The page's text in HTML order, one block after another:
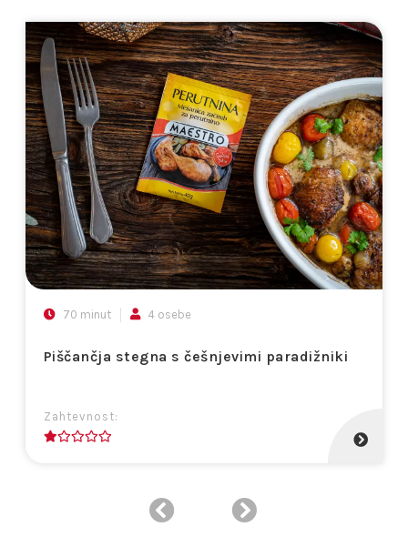
Piščančja stegna s češnjevimi paradižniki
Zahtevnost:
70 minut 4 osebe